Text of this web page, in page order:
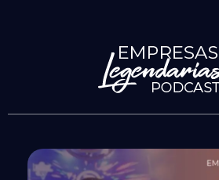
Empresas Legendarias